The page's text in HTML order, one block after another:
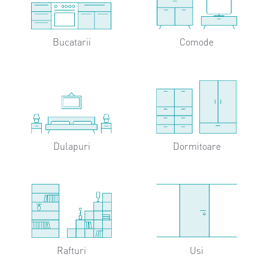
Bucatarii Comode
Dulapuri Dormitoare
Rafturi Usi